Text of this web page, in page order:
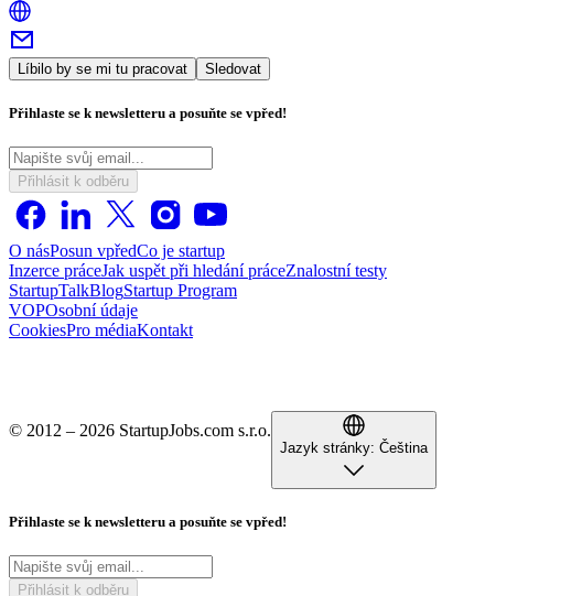
Líbilo by se mi tu pracovat Sledovat
Přihlaste se k newsletteru a posuňte se vpřed!
Přihlásit k odběru
O násPosun vpředCo je startup
Inzerce práceJak uspět při hledání práceZnalostní testy
StartupTalkBlogStartup Program
VOPOsobní údaje
CookiesPro médiaKontakt
© 2012 – 2026 StartupJobs.com s.r.o.
Jazyk stránky: Čeština
Přihlaste se k newsletteru a posuňte se vpřed!
Přihlásit k odběru